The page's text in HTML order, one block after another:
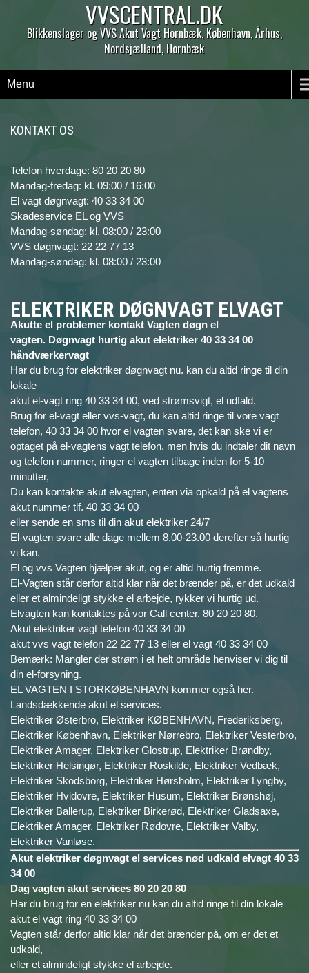
VVSCENTRAL.DK
Blikkenslager og VVS Akut Vagt Hornbæk, København, Århus,
Nordsjælland, Hornbæk
Menu
KONTAKT OS
Telefon hverdage: 80 20 20 80
Mandag-fredag: kl. 09:00 / 16:00
El vagt døgnvagt: 40 33 34 00
Skadeservice EL og VVS
Mandag-søndag: kl. 08:00 / 23:00
VVS døgnvagt: 22 22 77 13
Mandag-søndag: kl. 08:00 / 23:00
ELEKTRIKER DØGNVAGT ELVAGT
Akutte el problemer kontakt Vagten døgn el
vagten. Døgnvagt hurtig akut elektriker 40 33 34 00
håndværkervagt
Har du brug for elektriker døgnvagt nu. kan du altid ringe til din
lokale
akut el-vagt ring 40 33 34 00, ved strømsvigt, el udfald.
Brug for el-vagt eller vvs-vagt, du kan altid ringe til vore vagt
telefon, 40 33 34 00 hvor el vagten svare, det kan ske vi er
optaget på el-vagtens vagt telefon, men hvis du indtaler dit navn
og telefon nummer, ringer el vagten tilbage inden for 5-10
minutter,
Du kan kontakte akut elvagten, enten via opkald på el vagtens
akut nummer tlf. 40 33 34 00
eller sende en sms til din akut elektriker 24/7
El-vagten svare alle dage mellem 8.00-23.00 derefter så hurtig
vi kan.
El og vvs Vagten hjælper akut, og er altid hurtig fremme.
El-Vagten står derfor altid klar når det brænder på, er det udkald
eller et almindeligt stykke el arbejde, rykker vi hurtig ud.
Elvagten kan kontaktes på vor Call center. 80 20 20 80.
Akut elektriker vagt telefon 40 33 34 00
akut vvs vagt telefon 22 22 77 13 eller el vagt 40 33 34 00
Bemærk: Mangler der strøm i et helt område henviser vi dig til
din el-forsyning.
EL VAGTEN I STORKØBENHAVN kommer også her.
Landsdækkende akut el services.
Elektriker Østerbro, Elektriker KØBENHAVN, Frederiksberg,
Elektriker København, Elektriker Nørrebro, Elektriker Vesterbro,
Elektriker Amager, Elektriker Glostrup, Elektriker Brøndby,
Elektriker Helsingør, Elektriker Roskilde, Elektriker Vedbæk,
Elektriker Skodsborg, Elektriker Hørsholm, Elektriker Lyngby,
Elektriker Hvidovre, Elektriker Husum, Elektriker Brønshøj,
Elektriker Ballerup, Elektriker Birkerød, Elektriker Gladsaxe,
Elektriker Amager, Elektriker Rødovre, Elektriker Valby,
Elektriker Vanløse.
Akut elektriker døgnvagt el services nød udkald elvagt 40 33
34 00
Dag vagten akut services 80 20 20 80
Har du brug for en elektriker nu kan du altid ringe til din lokale
akut el vagt ring 40 33 34 00
Vagten står derfor altid klar når det brænder på, om er det et
udkald,
eller et almindeligt stykke el arbejde.